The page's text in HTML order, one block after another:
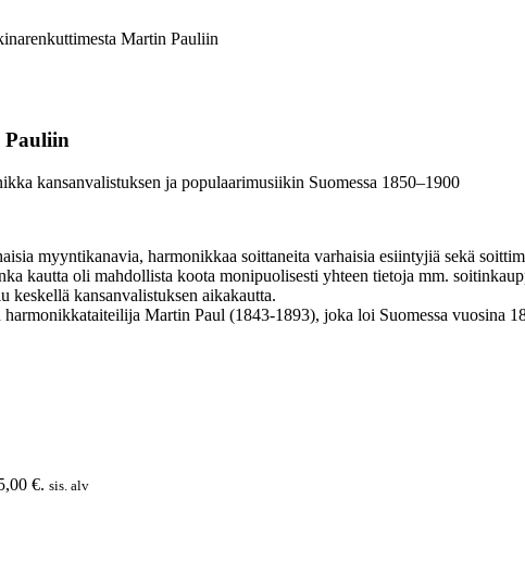
Martin Pauliin
kansanvalistuksen ja populaarimusiikin Suomessa 1850–1900
myyntikanavia, harmonikkaa soittaneita varhaisia esiintyjiä sekä
kautta oli mahdollista koota monipuolisesti yhteen tietoja mm.
keskellä kansanvalistuksen aikakautta.
Martin Paul (1843-1893), joka loi Suomessa vuosina
€. sis. alv